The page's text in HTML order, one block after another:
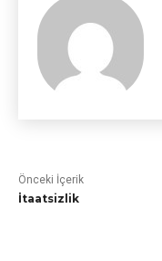
Önceki İçerik
İtaatsizlik